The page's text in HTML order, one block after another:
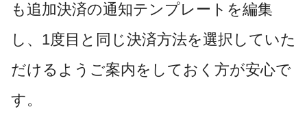
も追加決済の通知テンプレートを編集
し、1度目と同じ決済方法を選択していた
だけるようご案内をしておく方が安心で
す。